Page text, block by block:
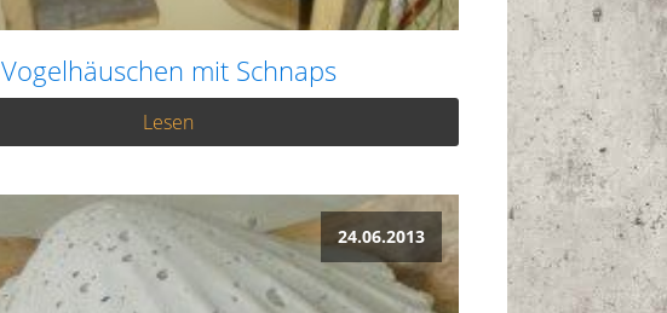
Vogelhäuschen mit Schnaps
Lesen
24.06.2013